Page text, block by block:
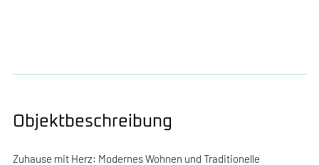
Objektbeschreibung
Zuhause mit Herz: Modernes Wohnen und Traditionelle